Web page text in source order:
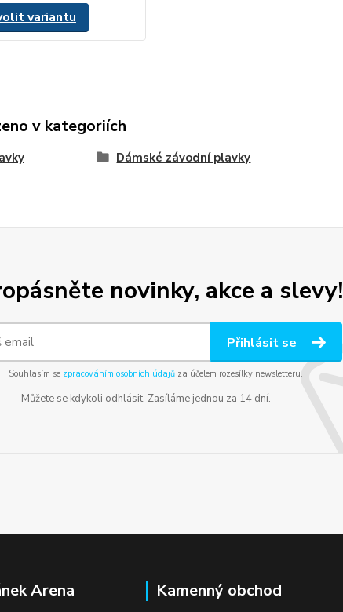
variantu
v kategoriích
Dámské závodní plavky
novinky, akce a slevy!
Přihlásit se
Souhlasím se zpracováním osobních údajůza účelem rozesílky newsletteru.
Můžete se kdykoli odhlásit. Zasíláme jednou za 14 dní.
Arena Kamenný obchod